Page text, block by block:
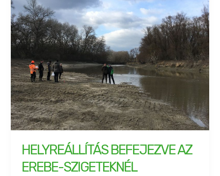
HELYREÁLLÍTÁS BEFEJEZVE AZ
EREBE-SZIGETEKNÉL